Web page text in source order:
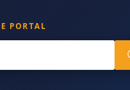
PORTAL